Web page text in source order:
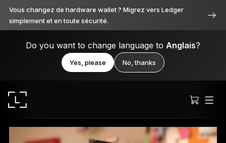
Vous changez de hardware wallet ? Migrez vers Ledger
simplement et en toute sécurité.
Do you want to change language to Anglais?
Yes, please No, thanks